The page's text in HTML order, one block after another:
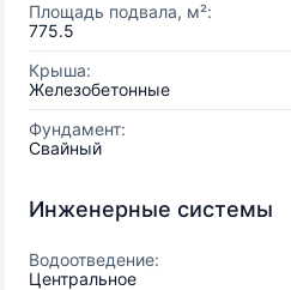
Площадь подвала, м²:
775.5
Крыша:
Железобетонные
Фундамент:
Свайный
Инженерные системы
Водоотведение:
Центральное